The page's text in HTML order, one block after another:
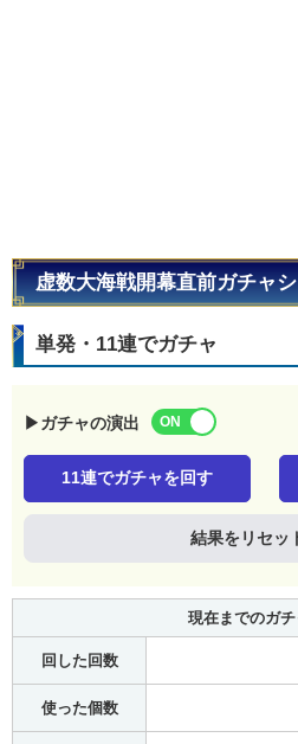
虚数大海戦開幕直前ガチャ
単発・11連でガチャ
▶ガチャの演出
11連でガチャを回す
結果をリセッ
現在までのガ
回した回数
使った個数